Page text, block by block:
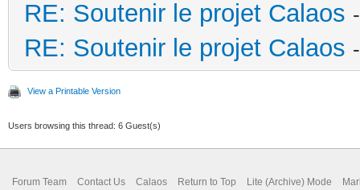
RE: Soutenir le projet Calaos
RE: Soutenir le projet Calaos
View a Printable Version
Users browsing this thread: 6 Guest(s)
Forum Team Contact Us Calaos Return to Top Lite (Archive) Mode